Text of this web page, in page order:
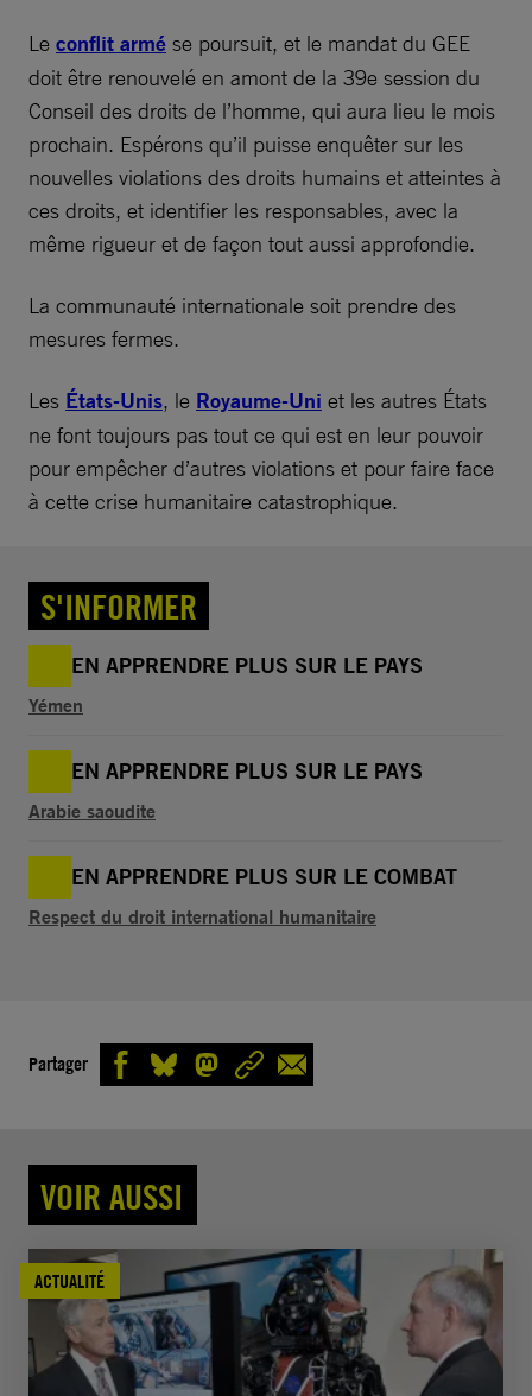
Le conflit armé se poursuit, et le mandat du GEE
doit être renouvelé en amont de la 39e session du
Conseil des droits de l’homme, qui aura lieu le mois
prochain. Espérons qu’il puisse enquêter sur les
nouvelles violations des droits humains et atteintes à
ces droits, et identifier les responsables, avec la
même rigueur et de façon tout aussi approfondie.
La communauté internationale soit prendre des
mesures fermes.
Les États-Unis, le Royaume-Uni et les autres États
ne font toujours pas tout ce qui est en leur pouvoir
pour empêcher d’autres violations et pour faire face
à cette crise humanitaire catastrophique.
S'INFORMER
EN APPRENDRE PLUS SUR LE PAYS
Yémen
EN APPRENDRE PLUS SUR LE PAYS
Arabie saoudite
EN APPRENDRE PLUS SUR LE COMBAT
Respect du droit international humanitaire
Partager
VOIR AUSSI
ACTUALITÉ